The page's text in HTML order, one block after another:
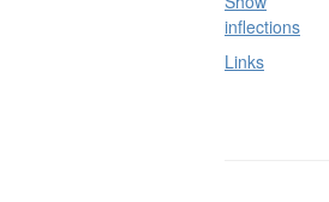
inflections
Links